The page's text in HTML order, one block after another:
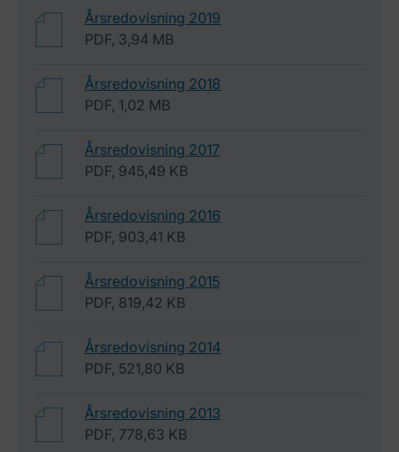
Årsredovisning 2019
PDF, 3,94 MB
Årsredovisning 2018
PDF, 1,02 MB
Årsredovisning 2017
PDF, 945,49 KB
Årsredovisning 2016
PDF, 903,41 KB
Årsredovisning 2015
PDF, 819,42 KB
Årsredovisning 2014
PDF, 521,80 KB
Årsredovisning 2013
PDF, 778,63 KB